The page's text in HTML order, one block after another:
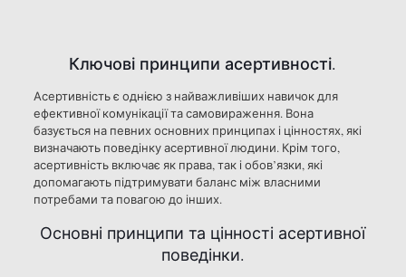
Ключові принципи асертивності.
Асертивність є однією з найважливіших навичок для
ефективної комунікації та самовираження. Вона
базується на певних основних принципах і цінностях, які
визначають поведінку асертивної людини. Крім того,
асертивність включає як права, так і обов’язки, які
допомагають підтримувати баланс між власними
потребами та повагою до інших.
Основні принципи та цінності асертивної
поведінки.